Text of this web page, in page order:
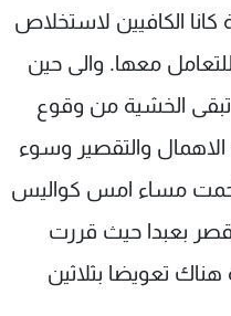
كانا الكافيين لاستخلاص
معها. والى حين
الخشية من وقوع
الاهمال والتقصير وسوء
مساء امس كواليس
قصر بعبدا حيث قررت
تعويضا بثلاثين